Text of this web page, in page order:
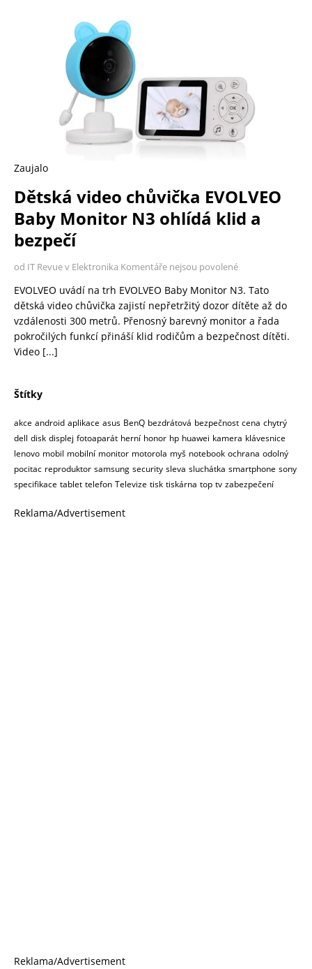
Zaujalo
Dětská video chůvička EVOLVEO
Baby Monitor N3 ohlídá klid a
bezpečí
od IT Revue v Elektronika Komentáře nejsou povolené
EVOLVEO uvádí na trh EVOLVEO Baby Monitor N3. Tato
dětská video chůvička zajistí nepřetržitý dozor dítěte až do
vzdálenosti 300 metrů. Přenosný barevný monitor a řada
pokročilých funkcí přináší klid rodičům a bezpečnost dítěti.
Video [...]
Štítky
akce android aplikace asus BenQ bezdrátová bezpečnost cena chytrý
dell disk displej fotoaparát herní honor hp huawei kamera klávesnice
lenovo mobil mobilní monitor motorola myš notebook ochrana odolný
pocitac reproduktor samsung security sleva sluchátka smartphone sony
specifikace tablet telefon Televize tisk tiskárna top tv zabezpečení
Reklama/Advertisement
Reklama/Advertisement